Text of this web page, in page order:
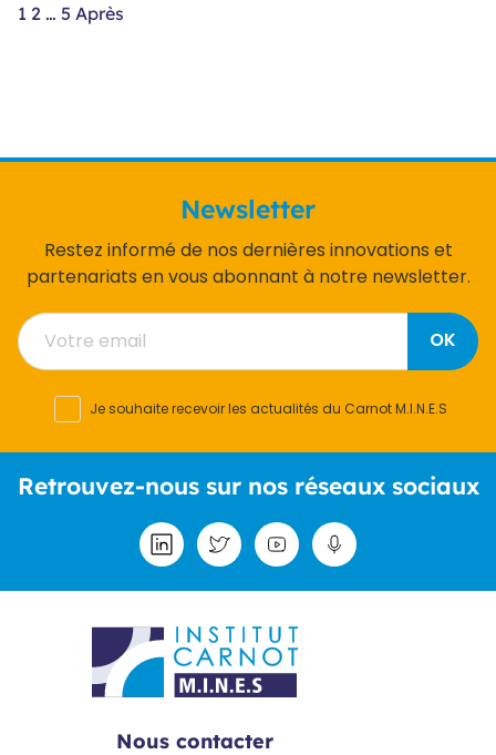
Navigation
1 2 … 5 Après
Newsletter
Restez informé de nos dernières innovations et
partenariats en vous abonnant à notre newsletter.
OK
Je souhaite recevoir les actualités du Carnot M.I.N.E.S
Retrouvez-nous sur nos réseaux sociaux
Nous contacter